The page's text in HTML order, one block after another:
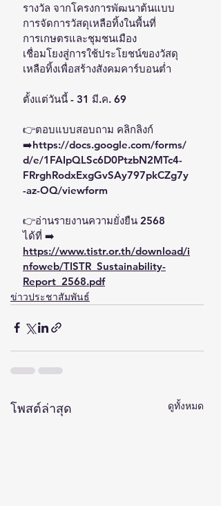
รางวัล จากโครงการพัฒนาต้นแบบ
การจัดการวัสดุเหลือทิ้งในพื้นที่
การเกษตรและชุมชนเมือง
เชื่อมโยงสู่การใช้ประโยชน์ของวัสดุ
เหลือทิ้งเพื่อสร้างสังคมคาร์บอนต่ำ
ตั้งแต่วันนี้ - 31 มี.ค. 69
👉ตอบแบบสอบถาม คลิกลิงก์
➡️https://docs.google.com/forms/
d/e/1FAIpQLSc6D0PtzbN2MTc4-
FRrghRodxExgGvSAy797pkCZg7y
-az-OQ/viewform
👉อ่านรายงานความยั่งยืน 2568
ได้ที่ ➡️
https://www.tistr.or.th/download/i
nfoweb/TISTR_Sustainability-
Report_2568.pdf
ข่าวประชาสัมพันธ์
โพสต์ล่าสุด ดูทั้งหมด